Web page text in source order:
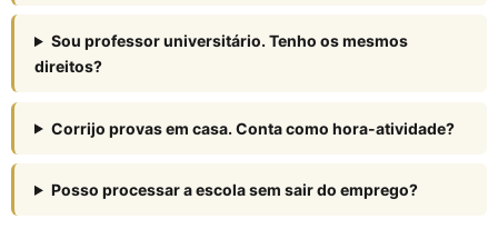
Sou professor universitário. Tenho os mesmos
direitos?
Corrijo provas em casa. Conta como hora-atividade?
Posso processar a escola sem sair do emprego?